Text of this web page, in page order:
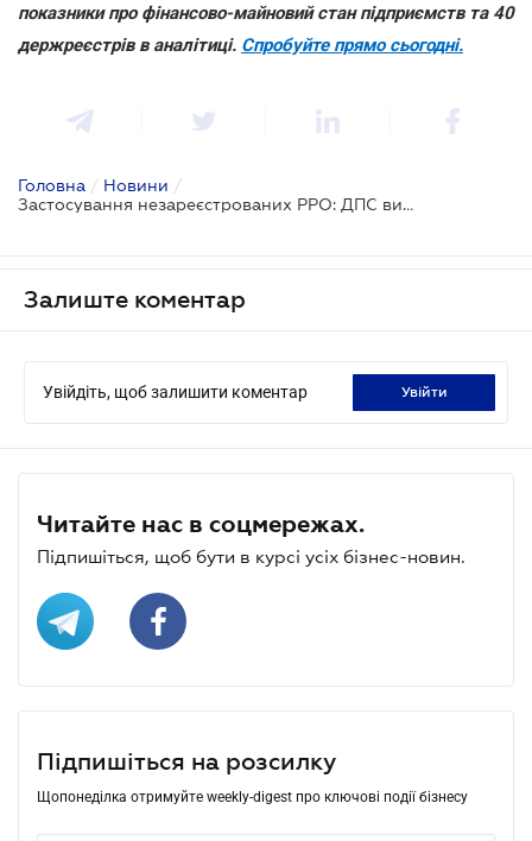
показники про фінансово-майновий стан підприємств та 40
держреєстрів в аналітиці. Спробуйте прямо сьогодні.
Головна / Новини /
Застосування незареєстрованих РРО: ДПС виписала штраф на 25 млн грн
Залиште коментар
Увійдіть, щоб залишити коментар увійти
Читайте нас в соцмережах.
Підпишіться, щоб бути в курсі усіх бізнес-новин.
Підпишіться на розсилку
Щопонеділка отримуйте weekly-digest про ключові події бізнесу